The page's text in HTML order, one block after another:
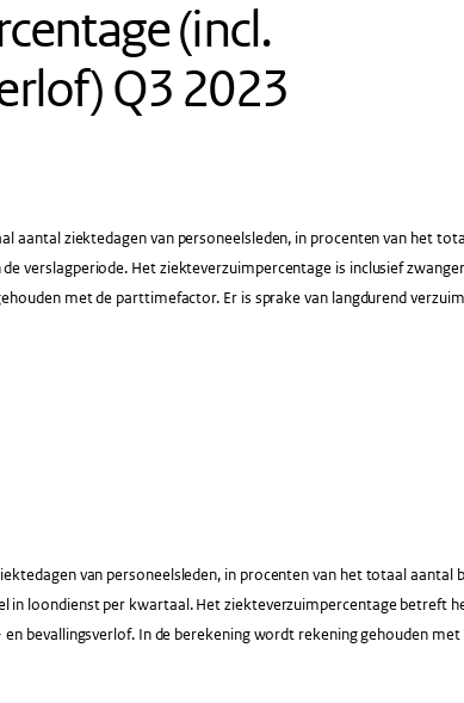
(incl.
Q3 2023
aantal ziektedagen van personeelsleden, in procenten van het
verslagperiode. Het ziekteverzuimpercentage is inclusief
met de parttimefactor. Er is sprake van langdurend
van personeelsleden, in procenten van het totaal aantal
in loondienst per kwartaal. Het ziekteverzuimpercentage betreft
bevallingsverlof. In de berekening wordt rekening gehouden met